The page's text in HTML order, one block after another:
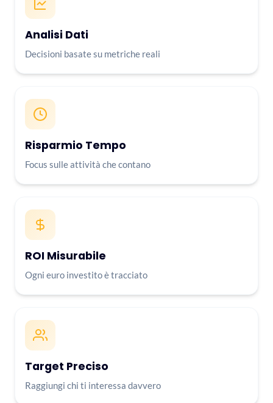
Analisi Dati
Decisioni basate su metriche reali
Risparmio Tempo
Focus sulle attività che contano
ROI Misurabile
Ogni euro investito è tracciato
Target Preciso
Raggiungi chi ti interessa davvero